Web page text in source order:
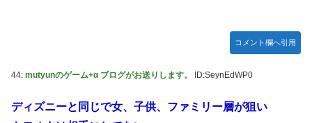
コメント欄へ引用
44: mutyunのゲーム+α ブログがお送りします。 ID:SeynEdWP0
ディズニーと同じで女、子供、ファミリー層が狙い